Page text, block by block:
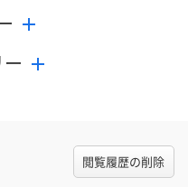
閲覧履歴の削除